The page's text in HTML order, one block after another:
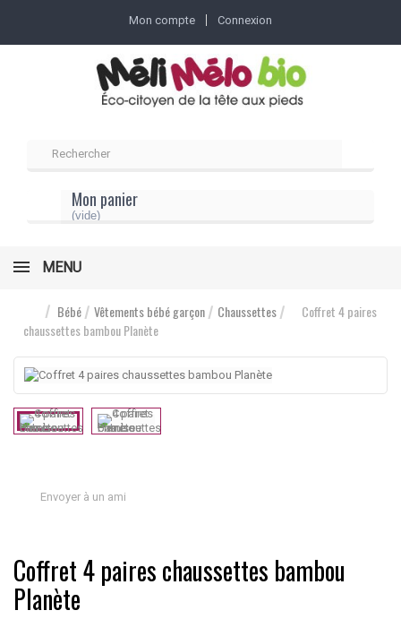
Mon compte Connexion
Mon panier
(vide)
MENU
Bébé Vêtements bébé garçon Chaussettes
Coffret 4 paires
chaussettes bambou Planète
Envoyer à un ami
Coffret 4 paires chaussettes bambou
Planète